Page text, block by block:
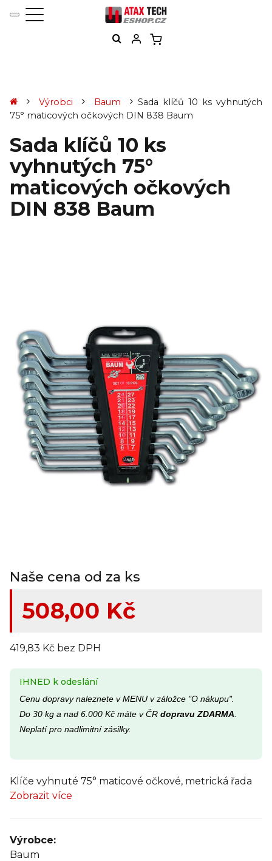
Výrobci Baum
Sada klíčů 10 ks vyhnutých
75° maticových očkových DIN 838 Baum
Sada klíčů 10 ks
vyhnutých 75°
maticových očkových
DIN 838 Baum
Naše cena od za ks
508,00 Kč
419,83 Kč bez DPH
IHNED k odeslání
Cenu dopravy naleznete v MENU v záložce "O nákupu".
Do 30 kg a nad 6.000 Kč máte v ČR dopravu ZDARMA
Neplatí pro nadlimitní zásilky.
Klíče vyhnuté 75° maticové očkové, metrická řada
Zobrazit více
Výrobce:
Baum